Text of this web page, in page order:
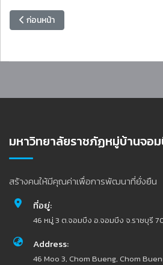
เนื้อหาก่อนหน้า: วิทยาลัยมวยไทยศึกษาฯ
ก่อนหน้า
มหาวิทยาลัยราชภัฏหมู่บ้านจอ
สร้างคนให้มีคุณค่าเพื่อการพัฒนาที่ยั่งยืน
ที่อยู่:
46 หมู่ 3 ต.จอมบึง อ.จอมบึง จ.ราชบุรี
Address:
46 Moo 3, Chom Bueng, Chom